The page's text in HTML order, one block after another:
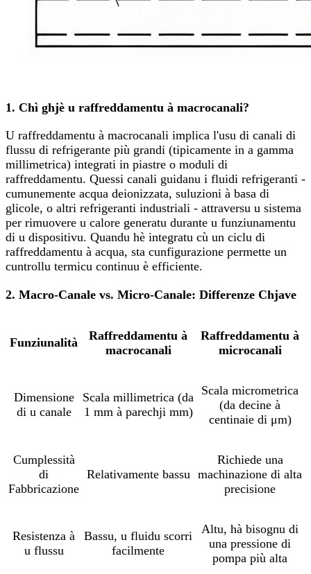
1. Chì ghjè u raffreddamentu à macrocanali?
U raffreddamentu à macrocanali implica l'usu di canali di
flussu di refrigerante più grandi (tipicamente in a gamma
millimetrica) integrati in piastre o moduli di
raffreddamentu. Quessi canali guidanu i fluidi refrigeranti -
cumunemente acqua deionizzata, suluzioni à basa di
glicole, o altri refrigeranti industriali - attraversu u sistema
per rimuovere u calore generatu durante u funziunamentu
di u dispositivu. Quandu hè integratu cù un ciclu di
raffreddamentu à acqua, sta cunfigurazione permette un
cuntrollu termicu continuu è efficiente.
2. Macro-Canale vs. Micro-Canale: Differenze Chjave
Funziunalità
Raffreddamentu à
macrocanali
Raffreddamentu à
microcanali
Dimensione
di u canale
Scala millimetrica (da
1 mm à parechji mm)
Scala micrometrica
(da decine à
centinaie di μm)
Cumplessità
di
Fabbricazione
Relativamente bassu
Richiede una
machinazione di alta
precisione
Resistenza à
u flussu
Bassu, u fluidu scorri
facilmente
Altu, hà bisognu di
una pressione di
pompa più alta